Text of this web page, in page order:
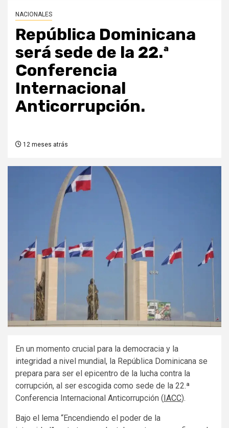
NACIONALES
República Dominicana
será sede de la 22.ª
Conferencia
Internacional
Anticorrupción.
12 meses atrás
En un momento crucial para la democracia y la
integridad a nivel mundial, la República Dominicana se
prepara para ser el epicentro de la lucha contra la
corrupción, al ser escogida como sede de la 22.ª
Conferencia Internacional Anticorrupción (IACC).
Bajo el lema “Encendiendo el poder de la